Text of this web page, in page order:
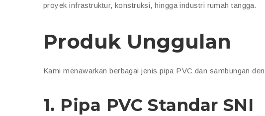
proyek infrastruktur, konstruksi, hingga industri rumah tangga.
Produk Unggulan
Kami menawarkan berbagai jenis pipa PVC dan sambungan
1. Pipa PVC Standar SNI